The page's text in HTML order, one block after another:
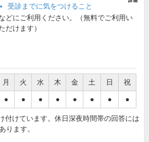
受診までに気をつけること
どにご利用ください。（無料でご利用い
だけます）
月 火 水 木 金 土 日 祝
● ● ● ● ● ● ● ●
付けています。休日深夜時間帯の回答には
ります。